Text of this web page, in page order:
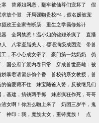
寒 替师姐网恋，翻车被仙尊们宠坏了
假
求放个假
开局强吻贵校F4，假名媛被宠
政王全家悔断肠
重生之学霸修炼计
器 全网禁惹！温小姐的锦鲤杀疯了
直播
八零凝脂美人，婴语满级成团宠
带兽
，不小心成女帝了 豪门第一姑奶奶
伪
国公府丫鬟内卷日常
穿成兽世恶雌：被
娇暴君请留步偷个香
兽校钓系女教授，兽
的偏爱藏不住
妹宝随爸入赘，反被继兄们
，基建，搞钱两手抓
妹崽疯狂作死，哥哥
女啊！你怎么吻上来了
奶团三岁半，鬼
神印：我，魔族太女，重铸魔族！
点